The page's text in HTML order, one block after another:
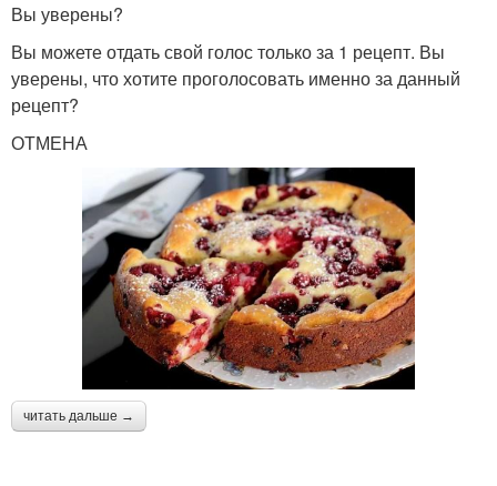
Вы уверены?
Вы можете отдать свой голос только за 1 рецепт. Вы
уверены, что хотите проголосовать именно за данный
рецепт?
ОТМЕНА
читать дальше →